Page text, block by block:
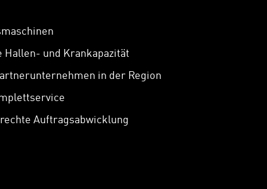
Hallen- und Krankapazität
in der Region
Auftragsabwicklung